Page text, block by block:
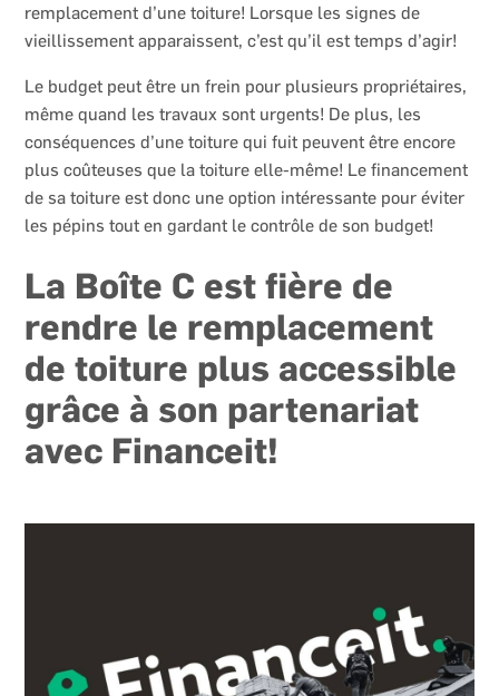
remplacement d’une toiture! Lorsque les signes de
vieillissement apparaissent, c’est qu’il est temps d’agir!
Le budget peut être un frein pour plusieurs propriétaires,
même quand les travaux sont urgents! De plus, les
conséquences d’une toiture qui fuit peuvent être encore
plus coûteuses que la toiture elle-même! Le financement
de sa toiture est donc une option intéressante pour éviter
les pépins tout en gardant le contrôle de son budget!
La Boîte C est fière de
rendre le remplacement
de toiture plus accessible
grâce à son partenariat
avec Financeit!